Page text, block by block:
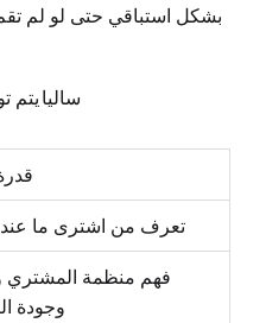
بشكل استباقي حتى لو لم
ساليا يتم
تعرف من اشترى ما
فهم منظمة المشتري
وجودة